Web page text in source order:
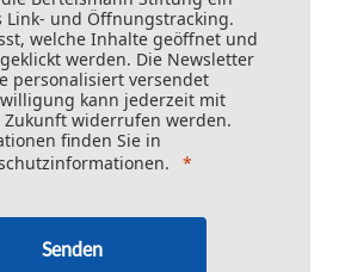
Link- und Öffnungstracking.
welche Inhalte geöffnet und
werden. Die Newsletter
personalisiert versendet
kann jederzeit mit
widerrufen werden.
finden Sie in
.
Senden